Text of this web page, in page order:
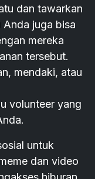
dan tawarkan
juga bisa
mereka
tersebut.
mendaki, atau
volunteer yang
untuk
dan video